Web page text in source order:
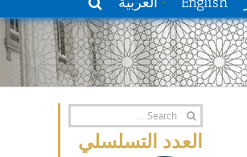
Search
for:
العدد التسلسلي